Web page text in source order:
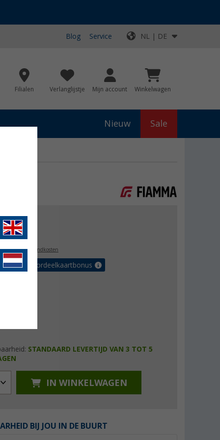
Blog Service NL | DE
Filialen Verlanglijstje Mijn account Winkelwagen
Nieuw Sale
€ 43,10
BTWplus verzendkosten
tot 5% voordeelkaartbonus
STANDAARD LEVERTIJD VAN 3 TOT 5
IN WINKELWAGEN
BIJ JOU IN DE BUURT